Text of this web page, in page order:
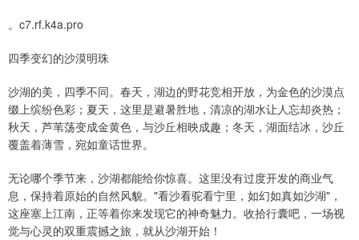
。c7.rf.k4a.pro
四季变幻的沙漠明珠
沙湖的美，四季不同。春天，湖边的野花竞相开放，为金色的沙漠点
缀上缤纷色彩；夏天，这里是避暑胜地，清凉的湖水让人忘却炎热；
秋天，芦苇荡变成金黄色，与沙丘相映成趣；冬天，湖面结冰，沙丘
覆盖着薄雪，宛如童话世界。
无论哪个季节来，沙湖都能给你惊喜。这里没有过度开发的商业气
息，保持着原始的自然风貌。"看沙看驼看宁里，如幻如真如沙湖"，
这座塞上江南，正等着你来发现它的神奇魅力。收拾行囊吧，一场视
觉与心灵的双重震撼之旅，就从沙湖开始！